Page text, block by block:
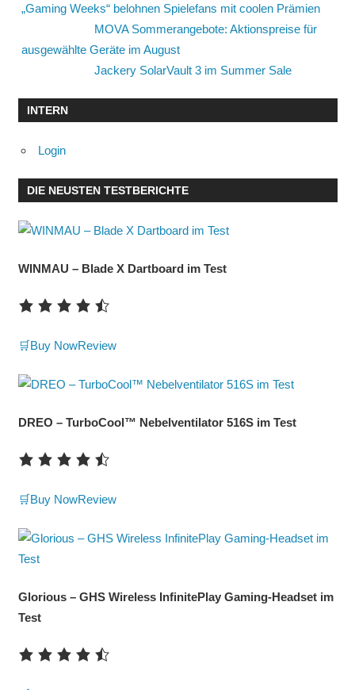
„Gaming Weeks“ belohnen Spielefans mit coolen Prämien
MOVA Sommerangebote: Aktionspreise für
ausgewählte Geräte im August
Jackery SolarVault 3 im Summer Sale
INTERN
Login
DIE NEUSTEN TESTBERICHTE
WINMAU – Blade X Dartboard im Test
🛒Buy NowReview
DREO – TurboCool™ Nebelventilator 516S im Test
🛒Buy NowReview
Glorious – GHS Wireless InfinitePlay Gaming-Headset im
Test